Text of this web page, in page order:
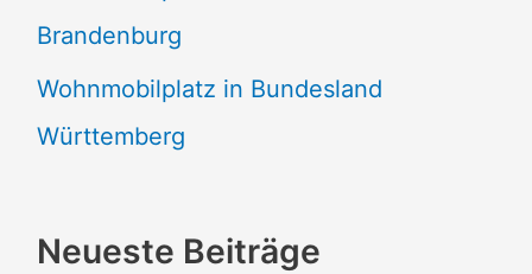
Brandenburg
Wohnmobilplatz in Bundesland
Württemberg
Neueste Beiträge